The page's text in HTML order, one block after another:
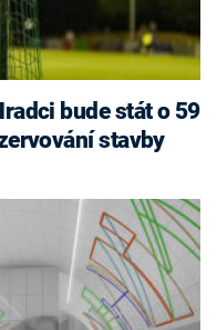
bude stát o 59
stavby